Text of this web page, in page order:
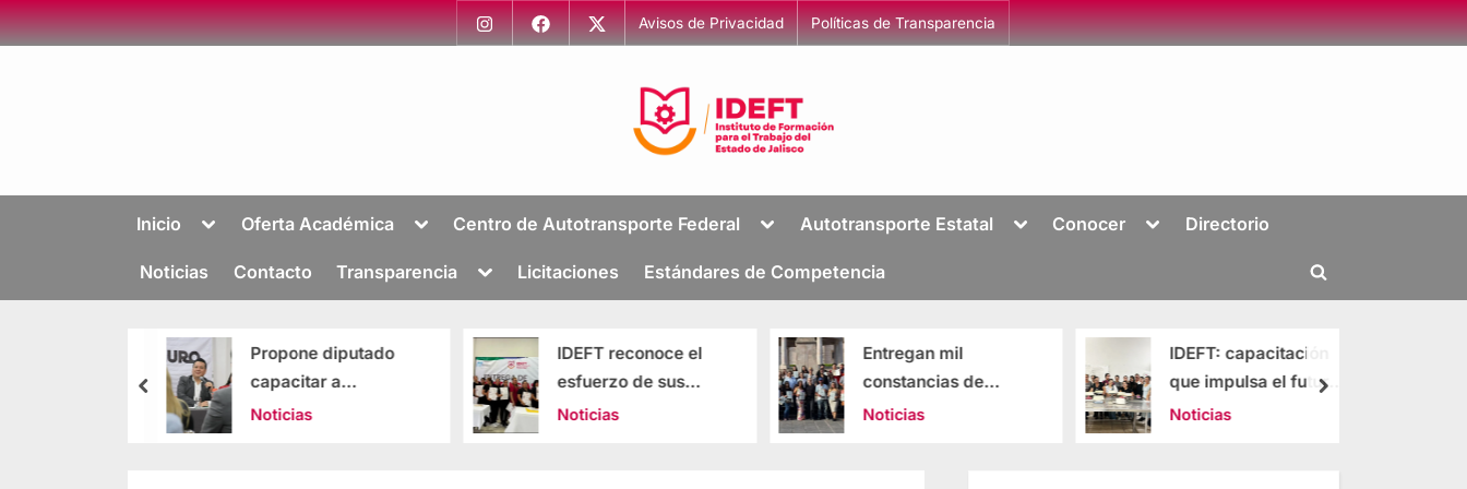
Avisos de Privacidad Políticas de Transparencia
t
i
para
el
Inicio Oferta Académica Centro de Autotransporte Federal Autotransporte Estatal Conocer Directorio
Noticias Contacto Transparencia Licitaciones Estándares de Competencia
Propone diputado
capacitar a
desempleados;
Noticias
IDEFT reconoce el
esfuerzo de sus
egresados con
Noticias
Entregan mil
constancias de
capacitación en los
Noticias
IDEFT: capacitación
que impulsa el futuro
de Jalisco
Noticias